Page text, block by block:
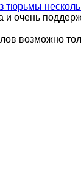
тюрьмы
и очень
возможно